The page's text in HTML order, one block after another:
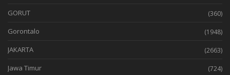
GORUT (360)
Gorontalo (1948)
JAKARTA (2663)
Jawa Timur (724)